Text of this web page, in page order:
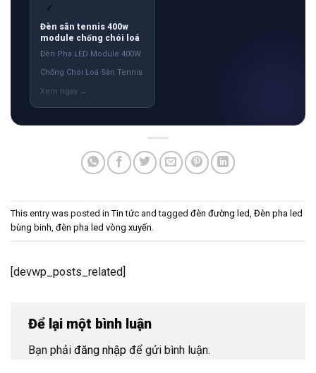
✓
Đèn sân tennis 400w
module chống chói loá
Đèn Pha LED Module 400W
Chống Chói Loá Sân Tennis
This entry was posted inTin tức and tagged đèn đường led Đèn pha led
bùng binh đèn pha led vòng xuyến
[devwp_posts_related]
Để lại một bình luận
Bạn phải đăng nhập để gửi bình luận.